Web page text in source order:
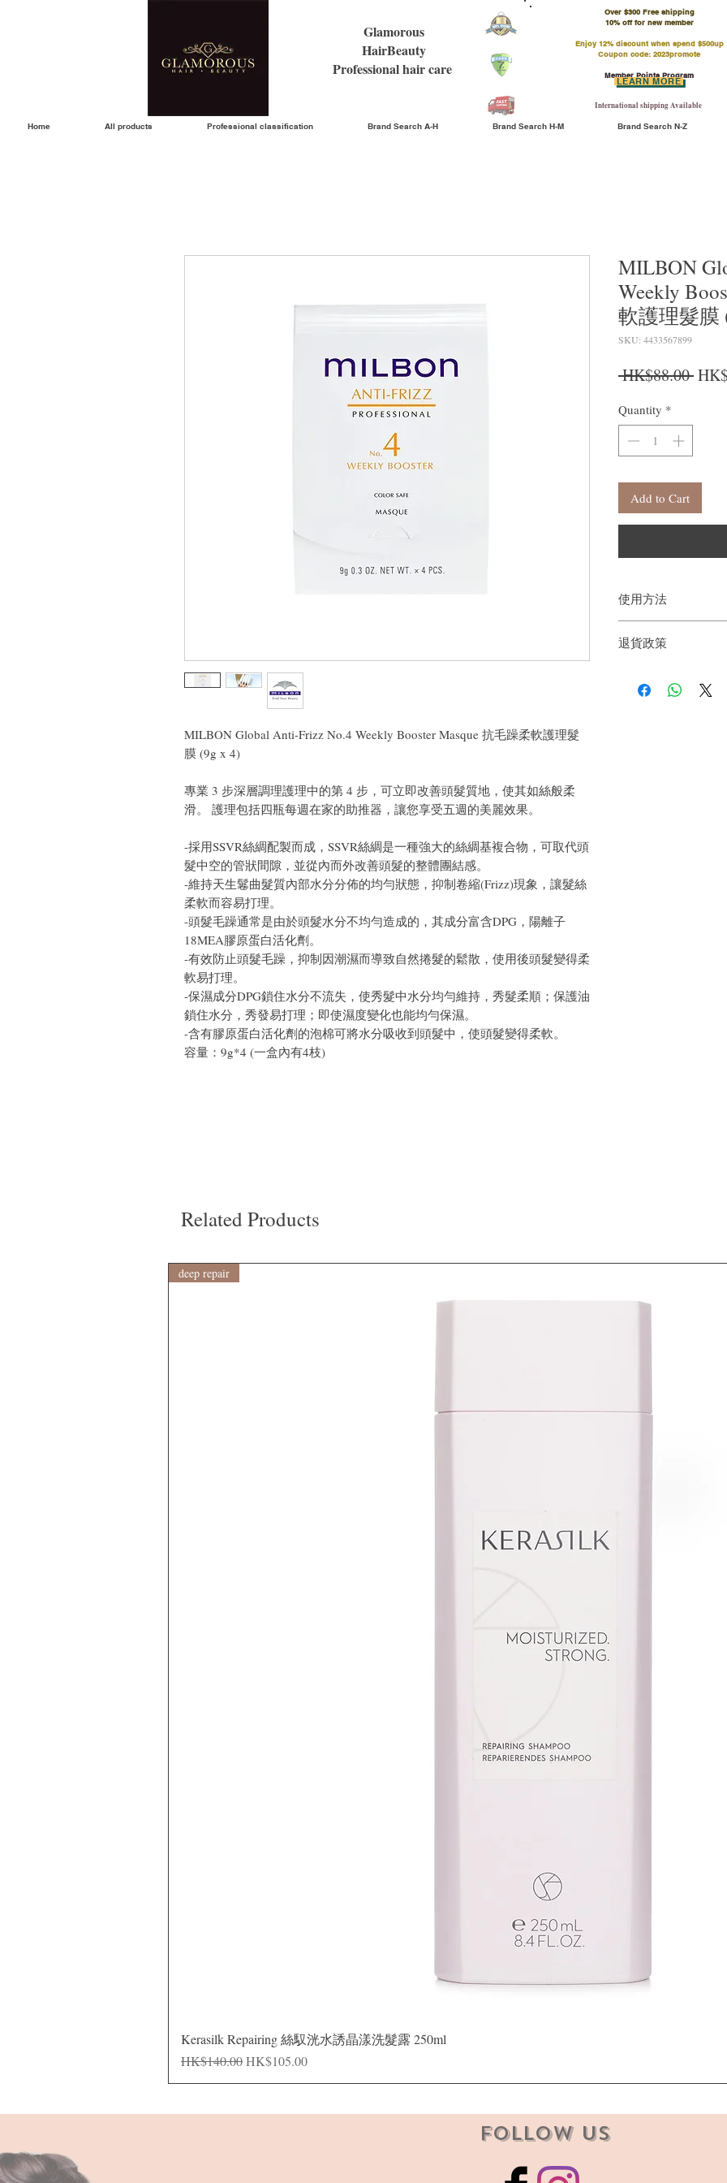
Glamorous
HairBeauty
Professional hair care
Over $300 Free shipping
​10% off for new member
Enjoy 12% discount when spend $500up
Coupon code: 2023promote
Member Points Program
International shipping Available
LEARN MORE
Home All products Professional classification Brand Search A-H Brand Search H-M Brand Search N-Z
MILBON Global Anti-Frizz No.4 Weekly Booster Masque 抗毛躁柔軟護理髮
膜 (9g x 4)
專業 3 步深層調理護理中的第 4 步，可立即改善頭髮質地，使其如絲般柔
滑。 護理包括四瓶每週在家的助推器，讓您享受五週的美麗效果。
-採用SSVR絲綢配製而成，SSVR絲綢是一種強大的絲綢基複合物，可取代頭
髮中空的管狀間隙，並從內而外改善頭髮的整體團結感。
-維持天生鬈曲髮質內部水分分佈的均勻狀態，抑制卷縮(Frizz)現象，讓髮絲
柔軟而容易打理。
-頭髮毛躁通常是由於頭髮水分不均勻造成的，其成分富含DPG，陽離子
18MEA膠原蛋白活化劑。
-有效防止頭髮毛躁，抑制因潮濕而導致自然捲髮的鬆散，使用後頭髮變得柔
軟易打理。
-保濕成分DPG鎖住水分不流失，使秀髮中水分均勻維持，秀髮柔順；保護油
鎖住水分，秀發易打理；即使濕度變化也能均勻保濕。
-含有膠原蛋白活化劑的泡棉可將水分吸收到頭髮中，使頭髮變得柔軟。
容量：9g*4 (一盒內有4枝)
MILBON
Weekly
軟護理髮膜
SKU: 4433567899
HK$88.00
Quantity *
Add to Cart
使用方法
鐘，然後徹底沖洗。
退貨政策
戶。首先，您需要在
Related Products
deep repair
Kerasilk Repairing 絲馭洸水誘晶漾洗髮露 250ml
Regular Price
HK$140.00Sale Price
HK$105.00
Follow Us